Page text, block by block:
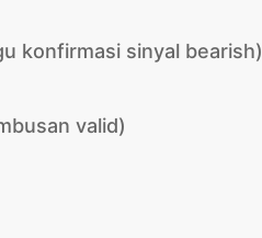
konfirmasi sinyal bearish)
valid)